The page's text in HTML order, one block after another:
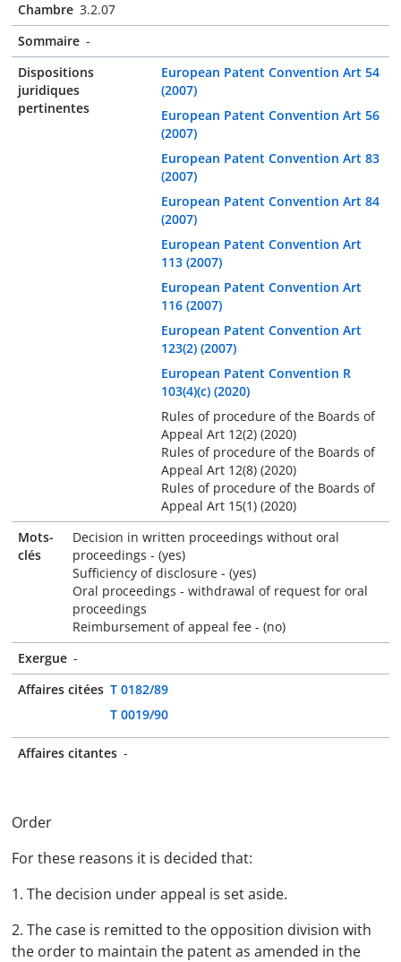
Chambre 3.2.07
Sommaire -
Dispositions
juridiques
pertinentes
European Patent Convention Art 54
(2007)
European Patent Convention Art 56
(2007)
European Patent Convention Art 83
(2007)
European Patent Convention Art 84
(2007)
European Patent Convention Art
113 (2007)
European Patent Convention Art
116 (2007)
European Patent Convention Art
123(2) (2007)
European Patent Convention R
103(4)(c) (2020)
Rules of procedure of the Boards of
Appeal Art 12(2) (2020)
Rules of procedure of the Boards of
Appeal Art 12(8) (2020)
Rules of procedure of the Boards of
Appeal Art 15(1) (2020)
Mots-
clés
Decision in written proceedings without oral
proceedings - (yes)
Sufficiency of disclosure - (yes)
Oral proceedings - withdrawal of request for oral
proceedings
Reimbursement of appeal fee - (no)
Exergue -
Affaires citées T 0182/89
T 0019/90
Affaires citantes -
Order
For these reasons it is decided that:
1. The decision under appeal is set aside.
2. The case is remitted to the opposition division with
the order to maintain the patent as amended in the